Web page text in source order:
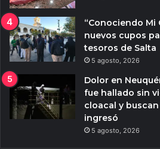
“Conociendo Mi
nuevos cupos
tesoros de Salta
5 agosto, 2026
Dolor en
fue hallado sin
cloacal y
ingresó
5 agosto, 2026